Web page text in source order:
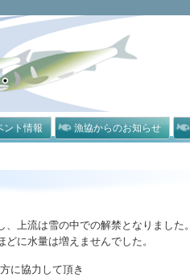
ント情報 漁協からのお知らせ
上流は雪の中での解禁となりました。
に水量は増えませんでした。
に協力して頂き